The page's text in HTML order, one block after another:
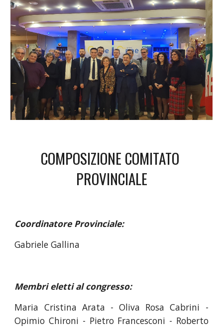
COMPOSIZIONE COMITATO
PROVINCIALE
Coordinatore Provinciale:
Gabriele Gallina
Membri eletti al congresso:
Maria Cristina Arata - Oliva Rosa Cabrini -
Opimio Chironi - Pietro Francesconi - Roberto